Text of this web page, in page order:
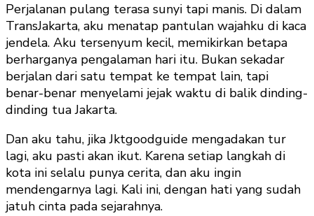
Perjalanan pulang terasa sunyi tapi manis. Di dalam
TransJakarta, aku menatap pantulan wajahku di kaca
jendela. Aku tersenyum kecil, memikirkan betapa
berharganya pengalaman hari itu. Bukan sekadar
berjalan dari satu tempat ke tempat lain, tapi
benar-benar menyelami jejak waktu di balik dinding-
dinding tua Jakarta.
Dan aku tahu, jika Jktgoodguide mengadakan tur
lagi, aku pasti akan ikut. Karena setiap langkah di
kota ini selalu punya cerita, dan aku ingin
mendengarnya lagi. Kali ini, dengan hati yang sudah
jatuh cinta pada sejarahnya.